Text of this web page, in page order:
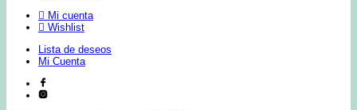
Mi cuenta
Wishlist
Lista de deseos
Mi Cuenta